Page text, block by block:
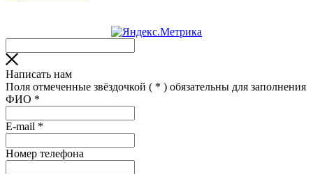
Написать нам
Поля отмеченные звёздочкой ( * ) обязательны для заполнения
ФИО *
Е-mail *
Номер телефона